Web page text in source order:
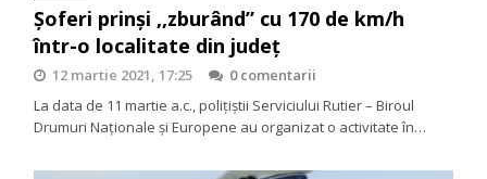
Șoferi prinși ,,zburând” cu 170 de km/h
într-o localitate din județ
12 martie 2021, 17:25
0 comentarii
La data de 11 martie a.c., polițiștii Serviciului Rutier – Biroul
Drumuri Naționale și Europene au organizat o activitate în…